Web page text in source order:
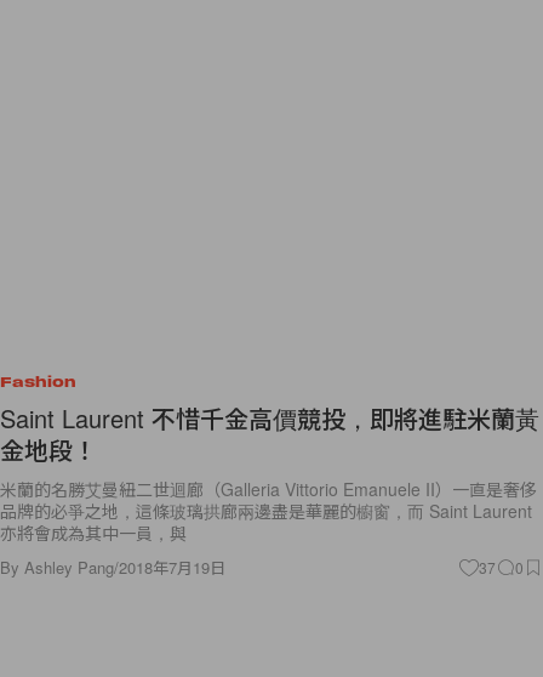
Fashion
Saint Laurent 不惜千金高價競投，即將進駐米蘭黃
金地段！
米蘭的名勝艾曼紐二世迴廊（Galleria Vittorio Emanuele II）一直是奢侈
品牌的必爭之地，這條玻璃拱廊兩邊盡是華麗的櫥窗，而 Saint Laurent
亦將會成為其中一員，與
By Ashley Pang/2018年7月19日 37 0